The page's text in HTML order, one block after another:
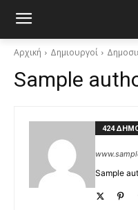
Αρχική Δημιουργοί
Sample
424
Sample